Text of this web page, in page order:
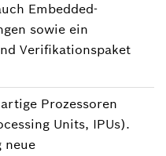
Embedded-
sowie ein
Verifikationspaket
Prozessoren
Units, IPUs).
neue